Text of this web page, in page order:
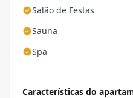
Salão de Festas
Sauna
Spa
Características do